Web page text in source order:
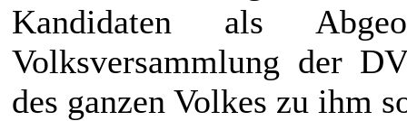
Kandidaten als
Volksversammlung der
des ganzen Volkes zu ihm